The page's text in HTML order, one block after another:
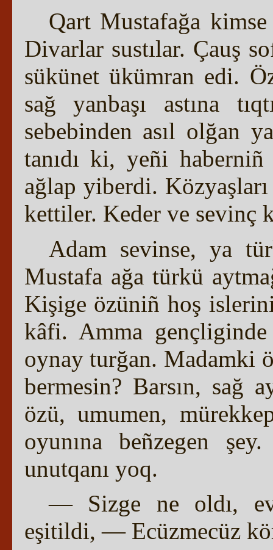
Qart Mustafağa
Divarlar sustılar. Çauş
sükünet ükümran edi.
sağ yanbaşı astına
sebebinden asıl olğan
tanıdı ki, yeñi
ağlap yiberdi.
kettiler. Keder ve sevinç
Adam sevinse, ya
Mustafa ağa türkü
Kişige özüniñ hoş
kâfi. Amma
oynay turğan. Madamki
bermesin? Barsın, sağ
özü, umumen,
oyunına beñzegen
unutqanı yoq.
— Sizge ne oldı,
eşitildi, — Ecüzmecüz